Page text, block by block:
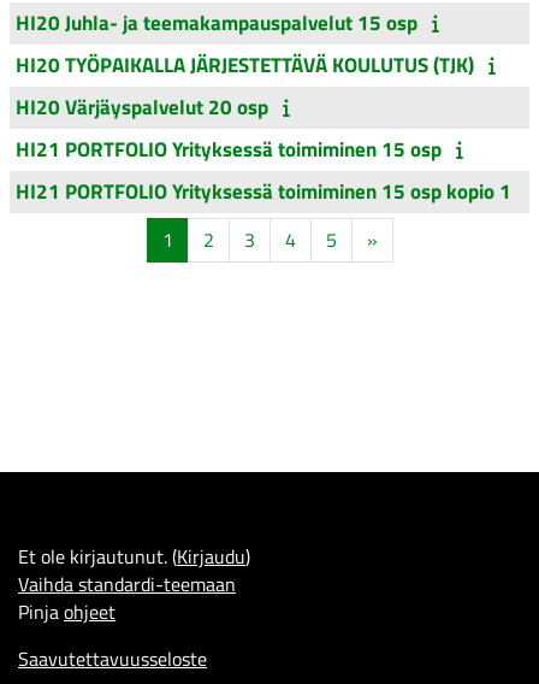
HI20 Juhla- ja teemakampauspalvelut 15 osp
HI20 TYÖPAIKALLA JÄRJESTETTÄVÄ KOULUTUS (TJK)
HI20 Värjäyspalvelut 20 osp
HI21 PORTFOLIO Yrityksessä toimiminen 15 osp
HI21 PORTFOLIO Yrityksessä toimiminen 15 osp kopio 1
1 Sivu 1
2Sivu 2
3Sivu 3
4Sivu 4
5Sivu 5
»Seuraava sivu
Et ole kirjautunut. (Kirjaudu)
Vaihda standardi-teemaan
Pinjaohjeet
Saavutettavuusseloste